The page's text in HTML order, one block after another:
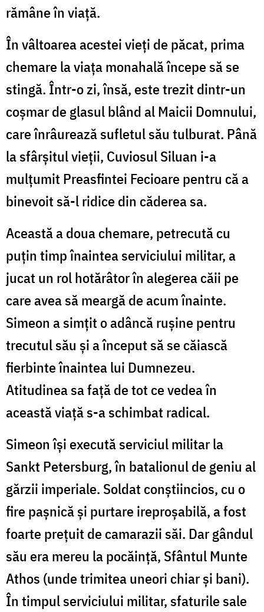
rămâne în viață.
În vâltoarea acestei vieți de păcat, prima
chemare la viața monahală începe să se
stingă. Într-o zi, însă, este trezit dintr-un
coșmar de glasul blând al Maicii Domnului,
care înrâurează sufletul său tulburat. Până
la sfârșitul vieții, Cuviosul Siluan i-a
mulțumit Preasfintei Fecioare pentru că a
binevoit să-l ridice din căderea sa.
Această a doua chemare, petrecută cu
puțin timp înaintea serviciului militar, a
jucat un rol hotărâtor în alegerea căii pe
care avea să meargă de acum înainte.
Simeon a simțit o adâncă rușine pentru
trecutul său și a început să se căiască
fierbinte înaintea lui Dumnezeu.
Atitudinea sa față de tot ce vedea în
această viață s-a schimbat radical.
Simeon își execută serviciul militar la
Sankt Petersburg, în batalionul de geniu al
gărzii imperiale. Soldat conștiincios, cu o
fire pașnică și purtare ireproșabilă, a fost
foarte prețuit de camarazii săi. Dar gândul
său era mereu la pocăință, Sfântul Munte
Athos (unde trimitea uneori chiar și bani).
În timpul serviciului militar, sfaturile sale